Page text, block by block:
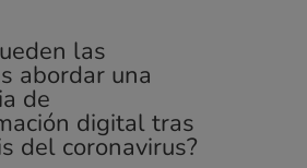
las
abordar una
de
digital tras
del coronavirus?